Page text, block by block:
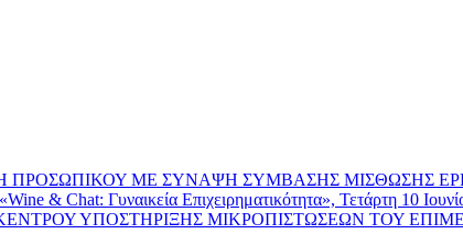
ΠΡΟΣΩΠΙΚΟΥ ΜΕ ΣΥΝΑΨΗ ΣΥΜΒΑΣΗΣ ΜΙΣΘΩΣΗΣ
Επιχειρηματικότητα», Τετάρτη 10 Ιουνίου
ΥΠΟΣΤΗΡΙΞΗΣ ΜΙΚΡΟΠΙΣΤΩΣΕΩΝ ΤΟΥ